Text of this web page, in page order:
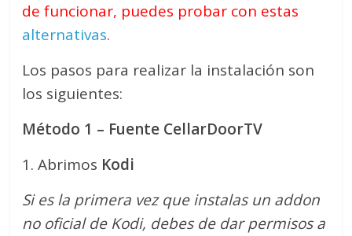
de funcionar, puedes probar con estas
alternativas.
Los pasos para realizar la instalación son
los siguientes:
Método 1 – Fuente CellarDoorTV
1. Abrimos Kodi
Si es la primera vez que instalas un addon
no oficial de Kodi, debes de dar permisos a